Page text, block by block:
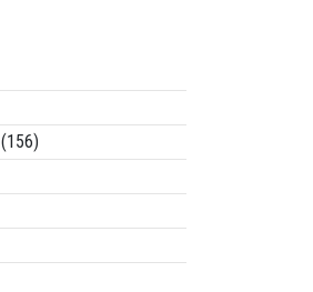
(156)